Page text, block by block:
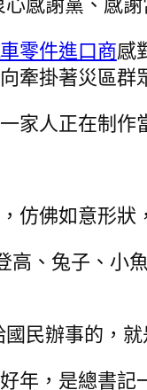
感謝黨、感謝
零件進口商感
牽掛著災區
家人正在制
仿佛如意形
高、兔子、小
民辦事的，
年，是總書記